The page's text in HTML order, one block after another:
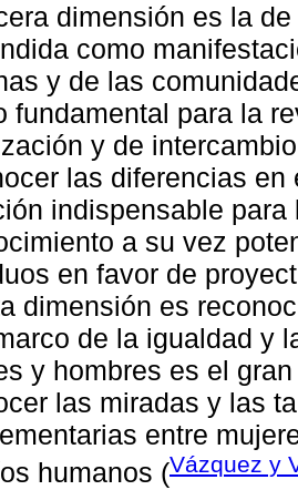
dimensión es la
como
y de las
fundamental para la
y de
las diferencias
indispensable
a su vez
en favor de
dimensión es
de la igualdad y
y hombres es el
las miradas y las
entre
humanos (Vázquez y